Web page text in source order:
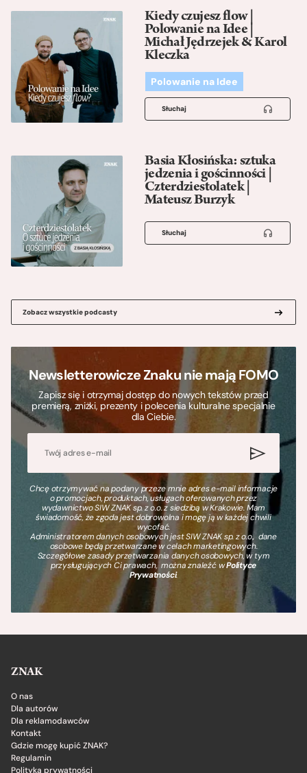
Kiedy czujesz flow |
Polowanie na Idee |
Michał Jędrzejek & Karol
Kleczka
Polowanie na Idee
Słuchaj
Basia Kłosińska: sztuka
jedzenia i gościnności |
Czterdziestolatek |
Mateusz Burzyk
Słuchaj
Zobacz wszystkie podcasty
Newsletterowicze Znaku nie mają FOMO
Zapisz się i otrzymaj dostęp do nowych tekstów przed
premierą, zniżki, prezenty i polecenia kulturalne specjalnie
dla Ciebie.
Chcę otrzymywać na podany przeze mnie adres e-mail informacje
o promocjach, produktach, usługach oferowanych przez
wydawnictwo SIW ZNAK sp. z o.o. z siedzibą w Krakowie. Mam
świadomość, że zgoda jest dobrowolna i mogę ją w każdej chwili
wycofać.
Administratorem danych osobowych jest SIW ZNAK sp. z o.o., dane
osobowe będą przetwarzane w celach marketingowych.
Szczegółowe zasady przetwarzania danych osobowych, w tym
przysługujących Ci prawach, można znaleźć wPolityce
Prywatności.
ZNAK
O nas
Dla autorów
Dla reklamodawców
Kontakt
Gdzie mogę kupić ZNAK?
Regulamin
Polityka prywatności